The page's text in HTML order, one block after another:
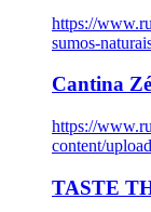
https://
sumos-
Cantina
https://
content/
TASTE